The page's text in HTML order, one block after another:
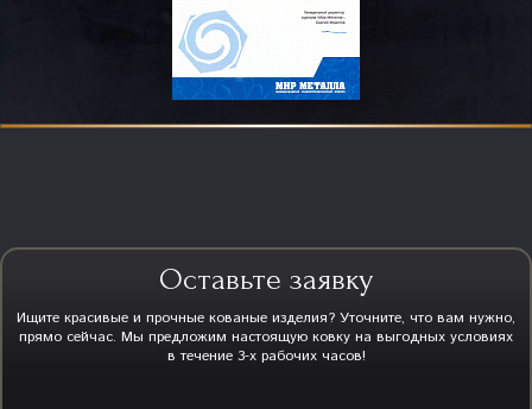
Оставьте заявку
Ищите красивые и прочные кованые изделия? Уточните, что вам нужно,
прямо сейчас. Мы предложим настоящую ковку на выгодных условиях
в течение 3-х рабочих часов!